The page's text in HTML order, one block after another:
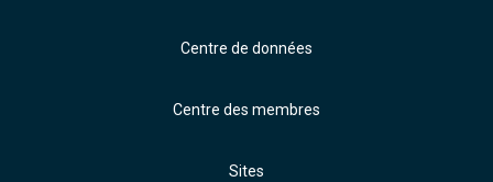
Centre de données
Centre des membres
Sites